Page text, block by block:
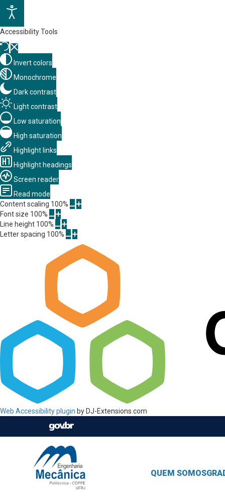
Accessibility Tools
Invert colors
Monochrome
Dark contrast
Light contrast
Low saturation
High saturation
Highlight links
Highlight headings
Screen reader
Read mode
Content scaling 100%
Font size 100%
Line height 100%
Letter spacing 100%
Web Accessibility plugin by DJ-Extensions.com
QUEM SOMOS